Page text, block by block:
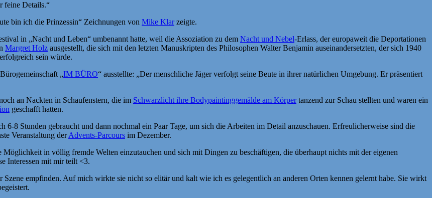
feine Details.“
bin ich die Prinzessin“ Zeichnungen von Mike Klarzeigte.
in „Nacht und Leben“ umbenannt hatte, weil die Assoziation zu dem Nacht und Nebel-Erlass, der europaweit die Deportationen
Margret Holz ausgestellt, die sich mit den letzten Manuskripten des Philosophen Walter Benjamin auseinandersetzten, der sich 1940
sein würde.
„IM BÜRO“ ausstellte: „Der menschliche Jäger verfolgt seine Beute in ihrer natürlichen Umgebung. Er präsentiert
an Nackten in Schaufenstern, die im Schwarzlicht ihre Bodypaintinggemälde am Körpertanzend zur Schau stellten und waren ein
geschafft hatten.
8 Stunden gebraucht und dann nochmal ein Paar Tage, um sich die Arbeiten im Detail anzuschauen. Erfreulicherweise sind die
Veranstaltung derAdvents-Parcours im Dezember.
in völlig fremde Welten einzutauchen und sich mit Dingen zu beschäftigen, die überhaupt nichts mit der eigenen
Interessen mit mir teilt <3.
empfinden. Auf mich wirkte sie nicht so elitär und kalt wie ich es gelegentlich an anderen Orten kennen gelernt habe. Sie wirkt